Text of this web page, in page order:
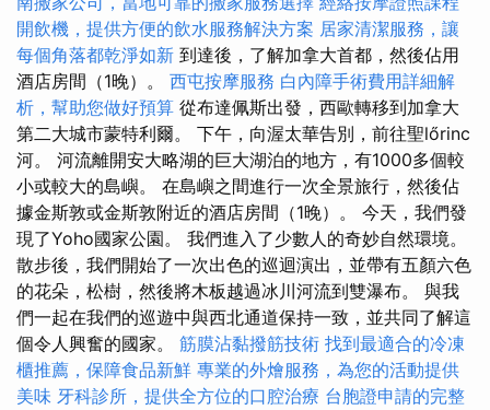
開飲機，提供方便的飲水服務解決方案 居家清潔服務，讓
每個角落都乾淨如新 到達後，了解加拿大首都，然後佔用
酒店房間（1晚）。 西屯按摩服務 白內障手術費用詳細解
析，幫助您做好預算 從布達佩斯出發，西歐轉移到加拿大
第二大城市蒙特利爾。 下午，向渥太華告別，前往聖lőrinc
河。 河流離開安大略湖的巨大湖泊的地方，有1000多個較
小或較大的島嶼。 在島嶼之間進行一次全景旅行，然後佔
據金斯敦或金斯敦附近的酒店房間（1晚）。 今天，我們發
現了Yoho國家公園。 我們進入了少數人的奇妙自然環境。
散步後，我們開始了一次出色的巡迴演出，並帶有五顏六色
的花朵，松樹，然後將木板越過冰川河流到雙瀑布。 與我
們一起在我們的巡遊中與西北通道保持一致，並共同了解這
個令人興奮的國家。 筋膜沾黏撥筋技術 找到最適合的冷凍
櫃推薦，保障食品新鮮 專業的外燴服務，為您的活動提供
美味 牙科診所，提供全方位的口腔治療 台胞證申請的完整